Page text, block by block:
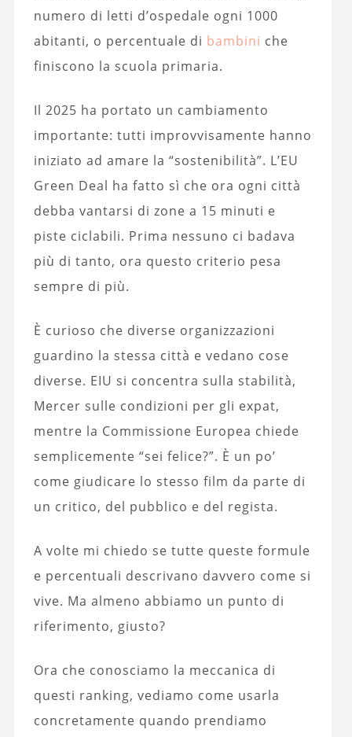
numero di letti d’ospedale ogni 1000
abitanti, o percentuale di bambini che
finiscono la scuola primaria.
Il 2025 ha portato un cambiamento
importante: tutti improvvisamente hanno
iniziato ad amare la “sostenibilità”. L’EU
Green Deal ha fatto sì che ora ogni città
debba vantarsi di zone a 15 minuti e
piste ciclabili. Prima nessuno ci badava
più di tanto, ora questo criterio pesa
sempre di più.
È curioso che diverse organizzazioni
guardino la stessa città e vedano cose
diverse. EIU si concentra sulla stabilità,
Mercer sulle condizioni per gli expat,
mentre la Commissione Europea chiede
semplicemente “sei felice?”. È un po’
come giudicare lo stesso film da parte di
un critico, del pubblico e del regista.
A volte mi chiedo se tutte queste formule
e percentuali descrivano davvero come si
vive. Ma almeno abbiamo un punto di
riferimento, giusto?
Ora che conosciamo la meccanica di
questi ranking, vediamo come usarla
concretamente quando prendiamo